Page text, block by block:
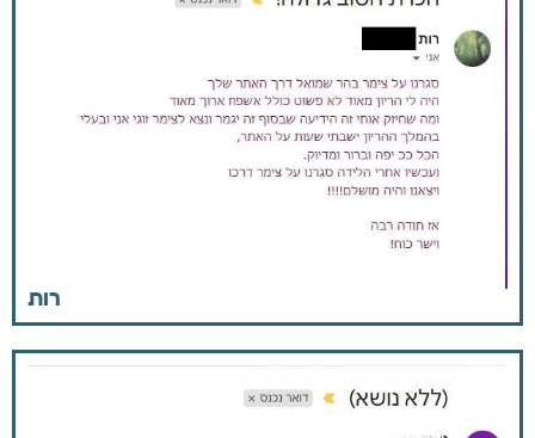
בכלל?
ספיר
גולדברג
בניו
רות